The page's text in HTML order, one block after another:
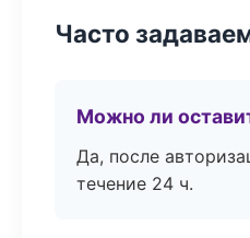
Часто
Можно ли
Да, после
течение 24 ч.